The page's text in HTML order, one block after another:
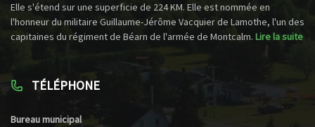
Elle s'étend sur une superficie de 224 KM. Elle est nommée en
l'honneur du militaire Guillaume-Jérôme Vacquier de Lamothe, l'un des
capitaines du régiment de Béarn de l'armée de Montcalm. Lire la suite
TÉLÉPHONE
Bureau municipal